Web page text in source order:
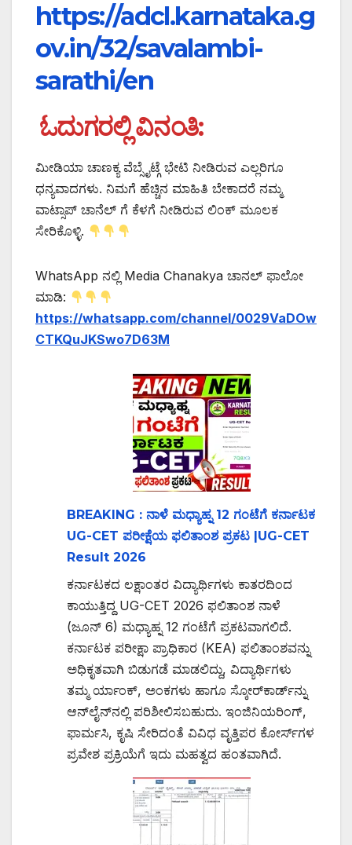
https://adcl.karnataka.g
ov.in/32/savalambi-
sarathi/en
ಓದುಗರಲ್ಲಿ ವಿನಂತಿ:
ಮೀಡಿಯಾ ಚಾಣಕ್ಯ ವೆಬ್ಸೈಟ್ಗೆ ಭೇಟಿ ನೀಡಿರುವ ಎಲ್ಲರಿಗೂ
ಧನ್ಯವಾದಗಳು. ನಿಮಗೆ ಹೆಚ್ಚಿನ ಮಾಹಿತಿ ಬೇಕಾದರೆ ನಮ್ಮ
ವಾಟ್ಸಾಪ್ ಚಾನೆಲ್ ಗೆ ಕೆಳಗೆ ನೀಡಿರುವ ಲಿಂಕ್ ಮೂಲಕ
ಸೇರಿಕೊಳ್ಳಿ.
WhatsApp ನಲ್ಲಿ Media Chanakya ಚಾನಲ್ ಫಾಲೋ
ಮಾಡಿ:
https://whatsapp.com/channel/0029VaDOw
CTKQuJKSwo7D63M
BREAKING : ನಾಳೆ ಮಧ್ಯಾಹ್ನ 12 ಗಂಟೆಗೆ ಕರ್ನಾಟಕ
UG-CET ಪರೀಕ್ಷೆಯ ಫಲಿತಾಂಶ ಪ್ರಕಟ |UG-CET
Result 2026
ಕರ್ನಾಟಕದ ಲಕ್ಷಾಂತರ ವಿದ್ಯಾರ್ಥಿಗಳು ಕಾತರದಿಂದ
ಕಾಯುತ್ತಿದ್ದ UG-CET 2026 ಫಲಿತಾಂಶ ನಾಳೆ
(ಜೂನ್ 6) ಮಧ್ಯಾಹ್ನ 12 ಗಂಟೆಗೆ ಪ್ರಕಟವಾಗಲಿದೆ.
ಕರ್ನಾಟಕ ಪರೀಕ್ಷಾ ಪ್ರಾಧಿಕಾರ (KEA) ಫಲಿತಾಂಶವನ್ನು
ಅಧಿಕೃತವಾಗಿ ಬಿಡುಗಡೆ ಮಾಡಲಿದ್ದು, ವಿದ್ಯಾರ್ಥಿಗಳು
ತಮ್ಮ ರ್ಯಾಂಕ್, ಅಂಕಗಳು ಹಾಗೂ ಸ್ಕೋರ್‌ಕಾರ್ಡ್‌ನ್ನು
ಆನ್‌ಲೈನ್‌ನಲ್ಲಿ ಪರಿಶೀಲಿಸಬಹುದು. ಇಂಜಿನಿಯರಿಂಗ್,
ಫಾರ್ಮಸಿ, ಕೃಷಿ ಸೇರಿದಂತೆ ವಿವಿಧ ವೃತ್ತಿಪರ ಕೋರ್ಸ್‌ಗಳ
ಪ್ರವೇಶ ಪ್ರಕ್ರಿಯೆಗೆ ಇದು ಮಹತ್ವದ ಹಂತವಾಗಿದೆ.